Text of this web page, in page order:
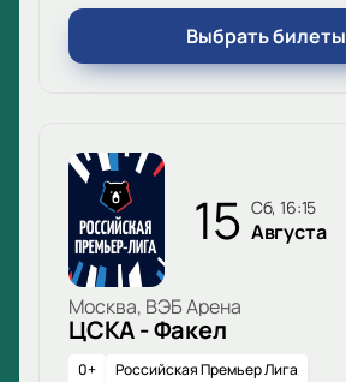
Выбрать билеты
15 сб, 16:15
Августа
Москва, ВЭБ Арена
ЦСКА - Факел
0+ Российская Премьер Лига